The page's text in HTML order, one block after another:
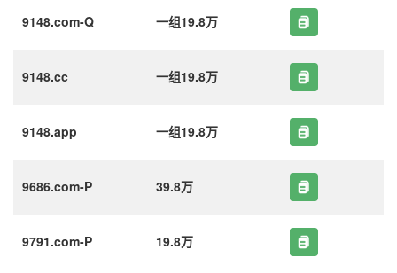
9148.com-Q 一组19.8万
9148.cc 一组19.8万
9148.app 一组19.8万
9686.com-P 39.8万
9791.com-P 19.8万